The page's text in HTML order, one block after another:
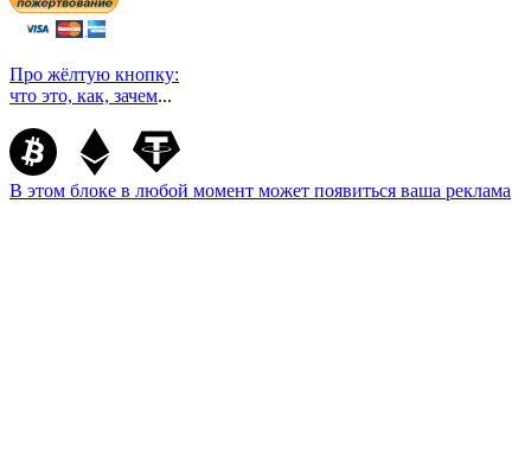
Про жёлтую кнопку:
что это, как, зачем...
В этом блоке в любой момент может появиться ваша реклама